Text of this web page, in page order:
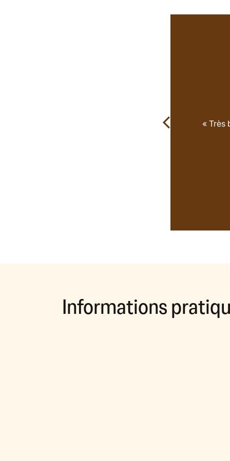
« Très
Informations